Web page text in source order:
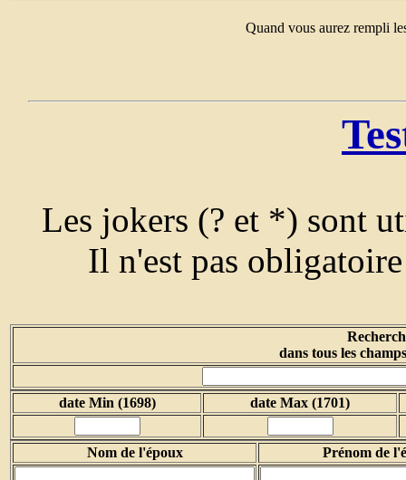
Quand vous aurez rempli
Les jokers (? et *) sont
Il n'est pas
dans tous les
date Min (1698) date Max (1701)
Nom de l'époux Prénom de